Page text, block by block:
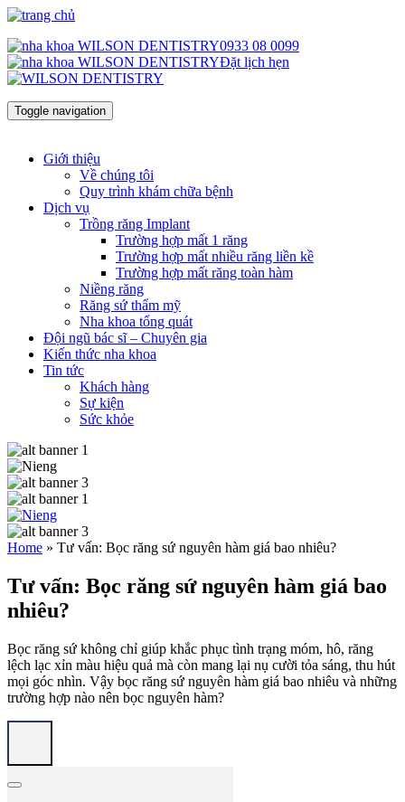
0933 08 0099
Đặt lịch hẹn
Toggle navigation
Giới thiệu
Về chúng tôi
Quy trình khám chữa bệnh
Dịch vụ
Trồng răng Implant
Trường hợp mất 1 răng
Trường hợp mất nhiều răng liền kề
Trường hợp mất răng toàn hàm
Niềng răng
Răng sứ thẩm mỹ
Nha khoa tổng quát
Đội ngũ bác sĩ – Chuyên gia
Kiến thức nha khoa
Tin tức
Khách hàng
Sự kiện
Sức khỏe
Home » Tư vấn: Bọc răng sứ nguyên hàm giá bao nhiêu?
Tư vấn: Bọc răng sứ nguyên hàm giá bao
nhiêu?
Bọc răng sứ không chỉ giúp khắc phục tình trạng móm, hô, răng
lệch lạc xỉn màu hiệu quả mà còn mang lại nụ cười tỏa sáng, thu hút
mọi góc nhìn. Vậy bọc răng sứ nguyên hàm giá bao nhiêu và những
trường hợp nào nên bọc nguyên hàm?